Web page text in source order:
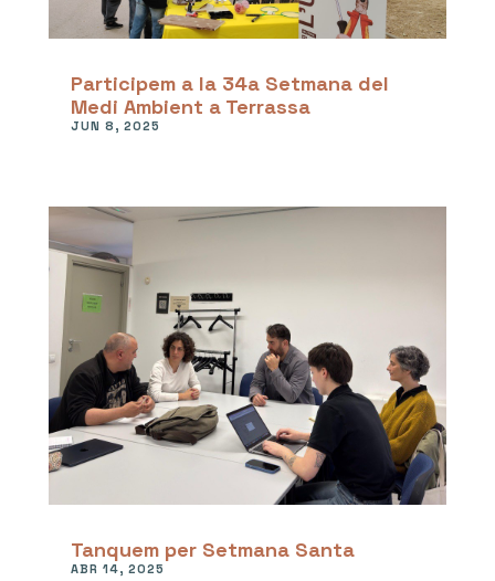
Participem a la 34a Setmana del
Medi Ambient a Terrassa
JUN 8, 2025
Tanquem per Setmana Santa
ABR 14, 2025